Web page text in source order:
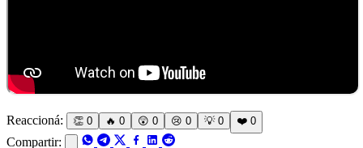
Reaccioná: 👏 0 🔥 0 😲 0 😢 0 💡 0 ❤️ 0
Compartir: